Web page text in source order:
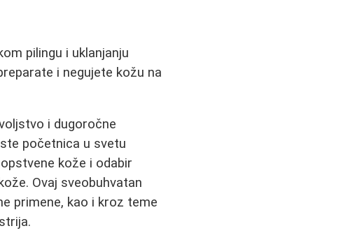
pilingu i uklanjanju
i negujete kožu na
i dugoročne
početnica u svetu
kože i odabir
Ovaj sveobuhvatan
primene, kao i kroz teme